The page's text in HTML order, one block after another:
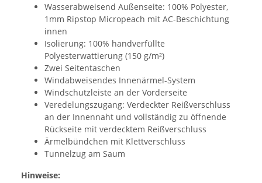
Wasserabweisend Außenseite: 100% Polyester,
1mm Ripstop Micropeach mit AC-Beschichtung
innen
Isolierung: 100% handverfüllte
Polyesterwattierung (150 g/m²)
Zwei Seitentaschen
Windabweisendes Innenärmel-System
Windschutzleiste an der Vorderseite
Veredelungszugang: Verdeckter Reißverschluss
an der Innennaht und vollständig zu öffnende
Rückseite mit verdecktem Reißverschluss
Ärmelbündchen mit Klettverschluss
Tunnelzug am Saum
Hinweise: